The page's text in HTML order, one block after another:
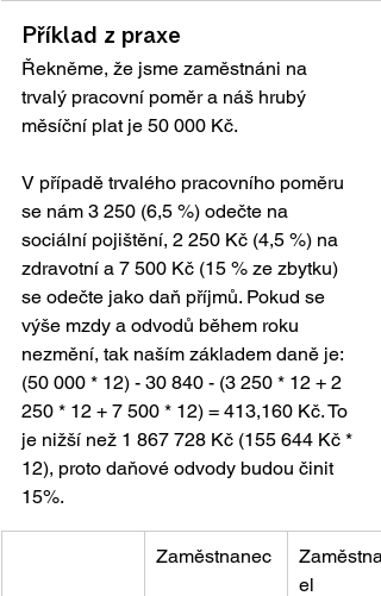
Příklad z praxe
Řekněme, že jsme zaměstnáni na
trvalý pracovní poměr a náš hrubý
měsíční plat je 50 000 Kč.
V případě trvalého pracovního poměru
se nám 3 250 (6,5 %) odečte na
sociální pojištění, 2 250 Kč (4,5 %) na
zdravotní a 7 500 Kč (15 % ze zbytku)
se odečte jako daň příjmů. Pokud se
výše mzdy a odvodů během roku
nezmění, tak naším základem daně je:
(50 000 * 12) - 30 840 - (3 250 * 12 + 2
250 * 12 + 7 500 * 12) = 413,160 Kč. To
je nižší než 1 867 728 Kč (155 644 Kč *
12), proto daňové odvody budou činit
15%.
Zaměstnanec
el